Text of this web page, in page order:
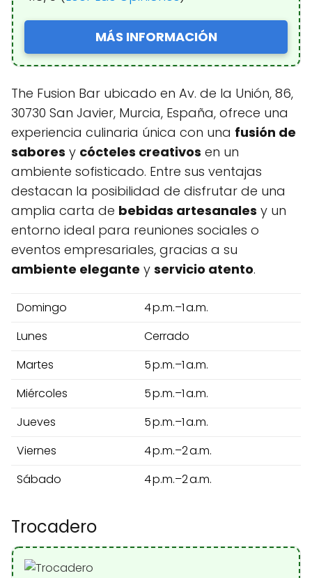
MÁS INFORMACIÓN
The Fusion Bar ubicado en Av. de la Unión, 86,
30730 San Javier, Murcia, España, ofrece una
experiencia culinaria única con una fusión de
sabores y cócteles creativos en un
ambiente sofisticado. Entre sus ventajas
destacan la posibilidad de disfrutar de una
amplia carta de bebidas artesanales y un
entorno ideal para reuniones sociales o
eventos empresariales, gracias a su
ambiente elegante y servicio atento.
Domingo
4 p.m.–1 a.m.
Lunes
Cerrado
Martes
5 p.m.–1 a.m.
Miércoles
5 p.m.–1 a.m.
Jueves
5 p.m.–1 a.m.
Viernes
4 p.m.–2 a.m.
Sábado
4 p.m.–2 a.m.
Trocadero